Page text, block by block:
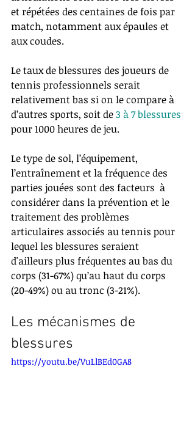
et répétées des centaines de fois par
match, notamment aux épaules et
aux coudes.
Le taux de blessures des joueurs de
tennis professionnels serait
relativement bas si on le compare à
d’autres sports, soit de 3 à 7 blessures
pour 1000 heures de jeu.
Le type de sol, l’équipement,
l’entraînement et la fréquence des
parties jouées sont des facteurs  à
considérer dans la prévention et le
traitement des problèmes
articulaires associés au tennis pour
lequel les blessures seraient
d'ailleurs plus fréquentes au bas du
corps (31-67%) qu’au haut du corps
(20-49%) ou au tronc (3-21%).
Les mécanismes de
blessures
https://youtu.be/VuLlBEd0GA8